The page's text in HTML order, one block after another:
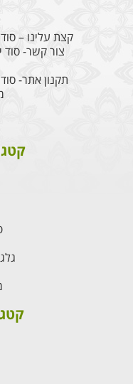
קצת עלינו –
צור קשר- סוד
תקנון אתר-